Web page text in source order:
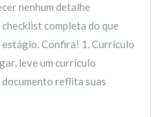
nenhum detalhe
completa do que
Confira! 1. Currículo
leve um currículo
reflita suas